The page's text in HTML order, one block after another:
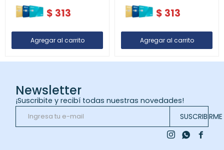
$ 313
$ 313
Newsletter
¡Suscribite y recibí todas nuestras novedades!
SUSCRIBIRME

 